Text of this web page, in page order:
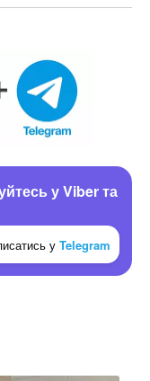
у Viber та
у Telegram